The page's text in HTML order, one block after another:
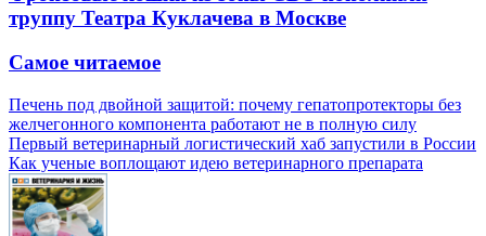
труппу Театра Куклачева в Москве
Самое читаемое
Печень под двойной защитой: почему гепатопротекторы без
желчегонного компонента работают не в полную силу
Первый ветеринарный логистический хаб запустили в России
Как ученые воплощают идею ветеринарного препарата